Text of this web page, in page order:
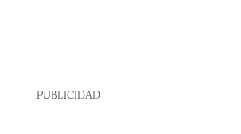
PUBLICIDAD